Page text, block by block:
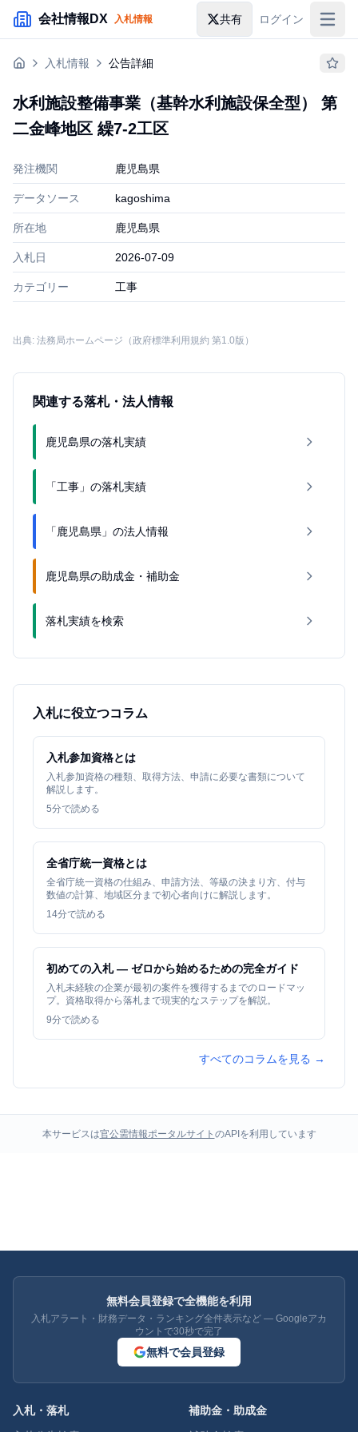
メインコンテンツにスキップ
会社情報DX 入札情報 共有 ログイン
入札情報
助成金・補助金
入札情報 公告詳細
水利施設整備事業（基幹水利施設保全型） 第
二金峰地区 繰7-2工区
発注機関 鹿児島県
データソース kagoshima
所在地 鹿児島県
入札日 2026-07-09
カテゴリー 工事
出典: 法務局ホームページ（政府標準利用規約 第1.0版）
関連する落札・法人情報
鹿児島県の落札実績
「工事」の落札実績
「鹿児島県」の法人情報
鹿児島県の助成金・補助金
落札実績を検索
入札に役立つコラム
入札参加資格とは
入札参加資格の種類、取得方法、申請に必要な書類について
解説します。
5分で読める
全省庁統一資格とは
全省庁統一資格の仕組み、申請方法、等級の決まり方、付与
数値の計算、地域区分まで初心者向けに解説します。
14分で読める
初めての入札 — ゼロから始めるための完全ガイド
入札未経験の企業が最初の案件を獲得するまでのロードマッ
プ。資格取得から落札まで現実的なステップを解説。
9分で読める
すべてのコラムを見る →
本サービスは官公需情報ポータルサイト のAPIを利用しています
無料会員登録で全機能を利用
入札アラート・財務データ・ランキング全件表示など — Googleアカ
ウントで30秒で完了
無料で会員登録
入札・落札
補助金・助成金